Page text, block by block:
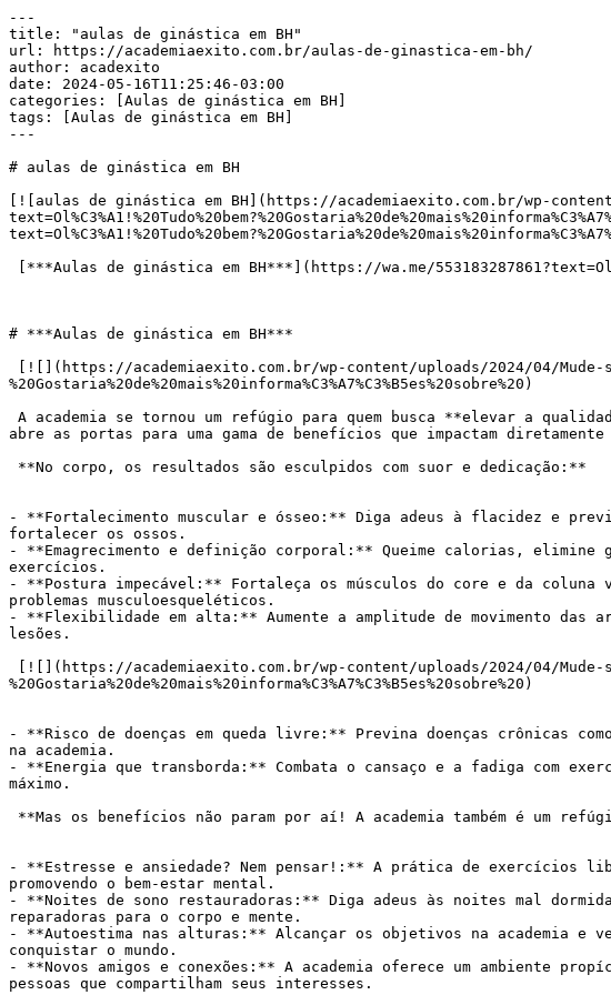
---
title: "aulas de ginástica em BH"
url: https://academiaexito.com.br/aulas-de-ginastica-em-bh/
author: acadexito
date: 2024-05-16T11:25:46-03:00
categories: [Aulas de ginástica em BH]
tags: [Aulas de ginástica em BH]
---
# aulas de ginástica em BH
[![aulas de ginástica em BH](https://academiaexito.com.br/wp-
# ***Aulas de ginástica em BH***
%20Gostaria%20de%20mais%20informa%C3%A7%C3%B5es%20sobre%20)
abre as portas para uma gama de benefícios que impactam
- **Fortalecimento muscular e ósseo:** Diga adeus à flacidez e
fortalecer os ossos.
- **Emagrecimento e definição corporal:** Queime calorias,
exercícios.
- **Postura impecável:** Fortaleça os músculos do core e da
problemas musculoesqueléticos.
- **Flexibilidade em alta:** Aumente a amplitude de movimento
lesões.
%20Gostaria%20de%20mais%20informa%C3%A7%C3%B5es%20sobre%20)
- **Risco de doenças em queda livre:** Previna doenças crônicas
na academia.
- **Energia que transborda:** Combata o cansaço e a fadiga com
máximo.
- **Estresse e ansiedade? Nem pensar!:** A prática de exercícios
promovendo o bem-estar mental.
- **Noites de sono restauradoras:** Diga adeus às noites mal
reparadoras para o corpo e mente.
- **Autoestima nas alturas:** Alcançar os objetivos na academia e
conquistar o mundo.
- **Novos amigos e conexões:** A academia oferece um ambiente
pessoas que compartilham seus interesses.